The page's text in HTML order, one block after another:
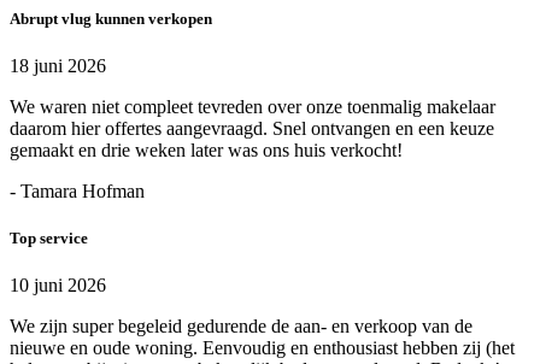
Abrupt vlug kunnen verkopen
18 juni 2026
We waren niet compleet tevreden over onze toenmalig makelaar
daarom hier offertes aangevraagd. Snel ontvangen en een keuze
gemaakt en drie weken later was ons huis verkocht!
- Tamara Hofman
Top service
10 juni 2026
We zijn super begeleid gedurende de aan- en verkoop van de
nieuwe en oude woning. Eenvoudig en enthousiast hebben zij (het